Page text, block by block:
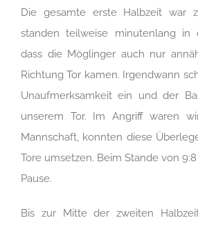
Die gesamte erste Halbzeit war
standen teilweise minutenlang in
dass die Möglinger auch nur
Richtung Tor kamen. Irgendwann
Unaufmerksamkeit ein und der
unserem Tor. Im Angriff waren
Mannschaft, konnten diese
Tore umsetzen. Beim Stande von
Pause.
Bis zur Mitte der zweiten